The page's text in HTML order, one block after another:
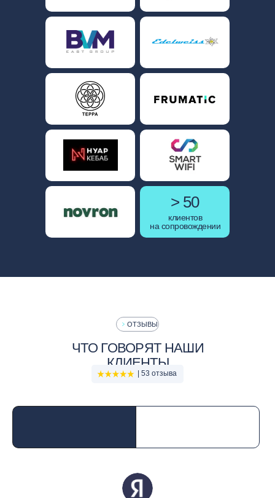
> 50
клиентов
на сопровождении
ЧТО ГОВОРЯТ НАШИ
КЛИЕНТЫ
ОТЗЫВЫ
| 53 отзыва